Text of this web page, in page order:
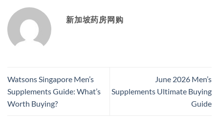
新加坡药房网购
Watsons Singapore Men’s
Supplements Guide: What’s
Worth Buying?
June 2026 Men’s
Supplements Ultimate Buying
Guide